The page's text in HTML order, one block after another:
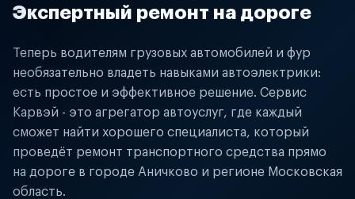
Экспертный ремонт на дороге
Теперь водителям грузовых автомобилей и фур
необязательно владеть навыками автоэлектрики:
есть простое и эффективное решение. Сервис
Карвэй - это агрегатор автоуслуг, где каждый
сможет найти хорошего специалиста, который
проведёт ремонт транспортного средства прямо
на дороге в городе Аничково и регионе Московская
область.